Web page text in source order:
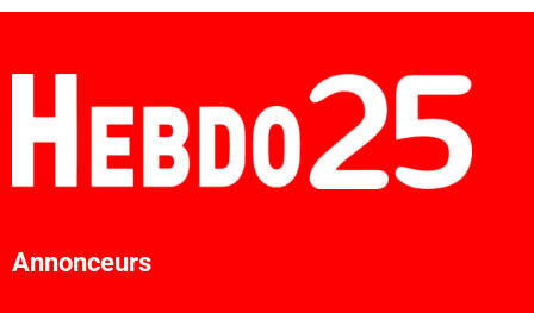
Annonceurs